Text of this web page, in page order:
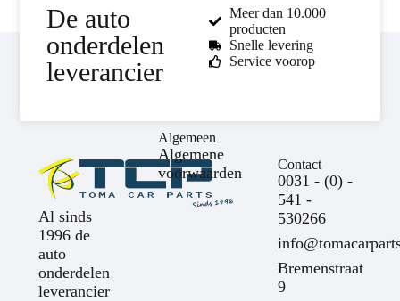
De auto
onderdelen
leverancier
Meer dan 10.000
producten
Snelle levering
Service voorop
Al sinds
1996 de
auto
onderdelen
leverancier
Algemeen
Algemene
voorwaarden
Contact
0031 - (0) -
541 -
530266
Bremenstraat
9